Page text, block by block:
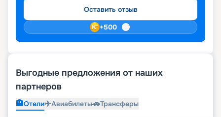
бронирования, которые помогут вам сэкономить
значительные суммы. Воспользуйтесь этой
возможностью для создания незабываемого
путешествия.
Оставить отзыв
+500
Выгодные предложения от наших
партнеров
🏨Отели✈️Авиабилеты🚗Трансферы